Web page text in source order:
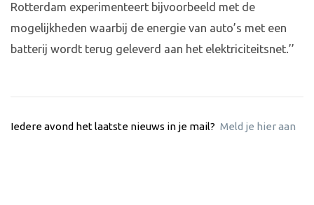
Rotterdam experimenteert bijvoorbeeld met de
mogelijkheden waarbij de energie van auto’s met een
batterij wordt terug geleverd aan het elektriciteitsnet.’’
Iedere avond het laatste nieuws in je mail? Meld je hier aan